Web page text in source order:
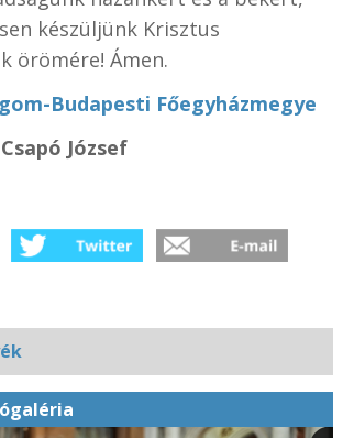
készüljünk Krisztus
örömére! Ámen.
Budapesti Főegyházmegye
József